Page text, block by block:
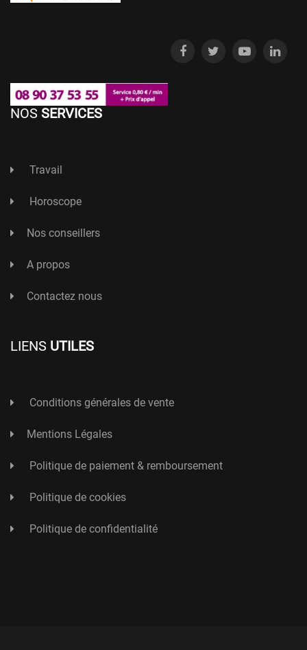
NOS SERVICES
Travail
Horoscope
Nos conseillers
A propos
Contactez nous
LIENS UTILES
Conditions générales de vente
Mentions Légales
Politique de paiement & remboursement
Politique de cookies
Politique de confidentialité